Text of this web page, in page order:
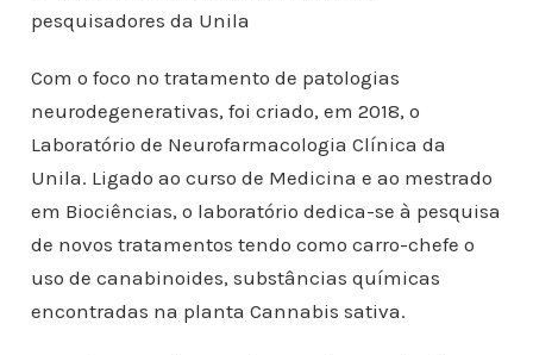
pesquisadores da Unila
Com o foco no tratamento de patologias
neurodegenerativas, foi criado, em 2018, o
Laboratório de Neurofarmacologia Clínica da
Unila. Ligado ao curso de Medicina e ao mestrado
em Biociências, o laboratório dedica-se à pesquisa
de novos tratamentos tendo como carro-chefe o
uso de canabinoides, substâncias químicas
encontradas na planta Cannabis sativa.